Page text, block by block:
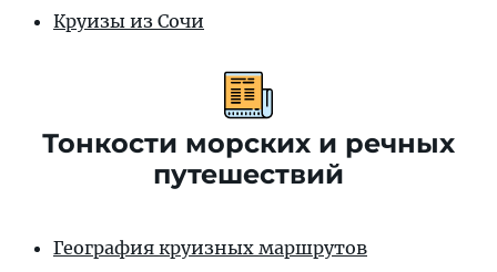
Круизы из Сочи
Тонкости морских и речных
путешествий
География круизных маршрутов